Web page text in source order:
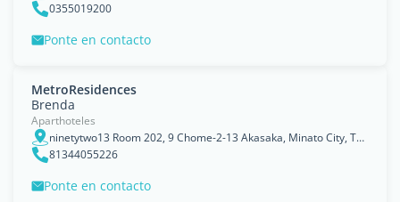
0355019200
Ponte en contacto
MetroResidences
Brenda
Aparthoteles
ninetytwo13 Room 202, 9 Chome-2-13 Akasaka, Minato City, Tokyo 107-0052, Japan
81344055226
Ponte en contacto